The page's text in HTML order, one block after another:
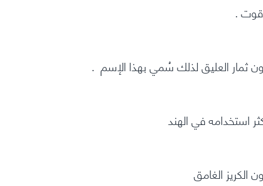
ثمار العليق لذلك سُمي بهذا الإسم .